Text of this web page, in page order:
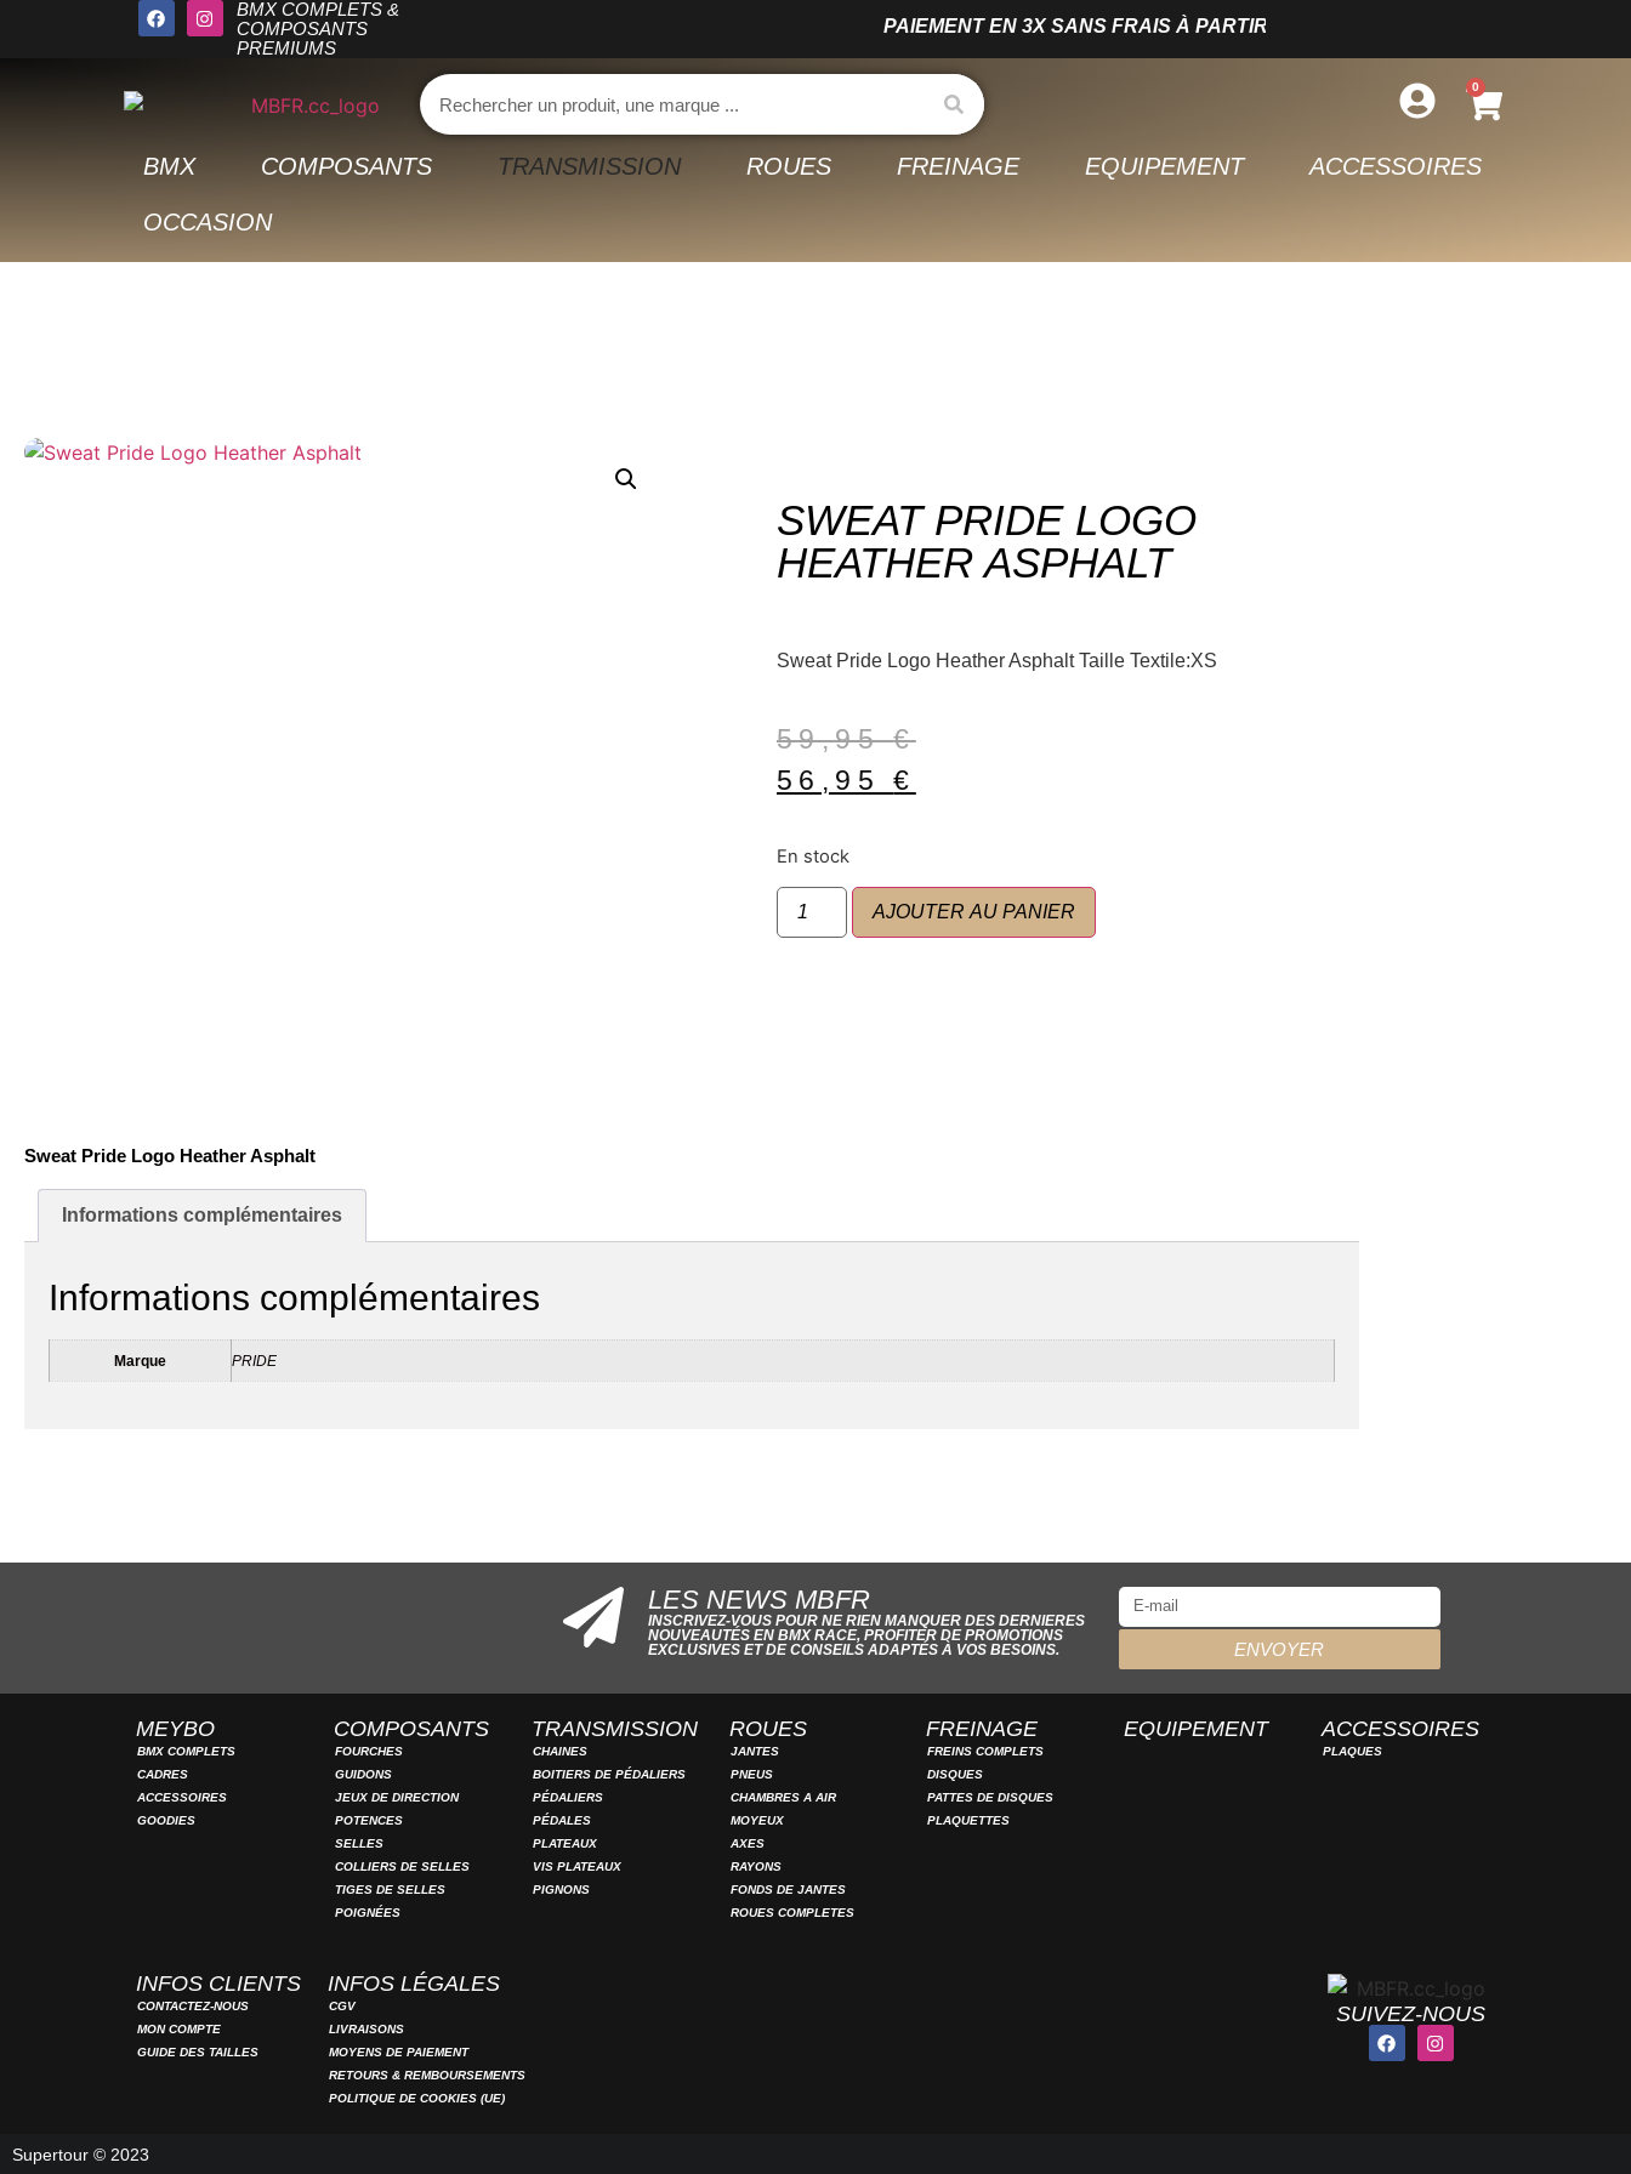
BMX COMPLETS &
COMPOSANTS
PREMIUMS
PAIEMENT EN 3X SANS FRAIS À PARTIR DE 150€ D’ACHAT – LIVRAISON SOUS
0
BMX COMPOSANTS TRANSMISSION ROUES FREINAGE EQUIPEMENT ACCESSOIRES
OCCASION
SWEAT PRIDE LOGO
HEATHER ASPHALT
Sweat Pride Logo Heather Asphalt Taille Textile:XS
59,95€
56,95€
En stock
AJOUTER AU PANIER
Sweat Pride Logo Heather Asphalt
Informations complémentaires
Informations complémentaires
Marque PRIDE
LES NEWS MBFR
INSCRIVEZ-VOUS POUR NE RIEN MANQUER DES DERNIERES
NOUVEAUTÉS EN BMX RACE, PROFITER DE PROMOTIONS
EXCLUSIVES ET DE CONSEILS ADAPTÉS À VOS BESOINS.
ENVOYER
MEYBO
BMX COMPLETS
CADRES
ACCESSOIRES
GOODIES
COMPOSANTS
FOURCHES
GUIDONS
JEUX DE DIRECTION
POTENCES
SELLES
COLLIERS DE SELLES
TIGES DE SELLES
POIGNÉES
TRANSMISSION
CHAINES
BOITIERS DE PÉDALIERS
PÉDALIERS
PÉDALES
PLATEAUX
VIS PLATEAUX
PIGNONS
ROUES
JANTES
PNEUS
CHAMBRES A AIR
MOYEUX
AXES
RAYONS
FONDS DE JANTES
ROUES COMPLETES
FREINAGE
FREINS COMPLETS
DISQUES
PATTES DE DISQUES
PLAQUETTES
EQUIPEMENT ACCESSOIRES
PLAQUES
INFOS CLIENTS
CONTACTEZ-NOUS
MON COMPTE
GUIDE DES TAILLES
INFOS LÉGALES
CGV
LIVRAISONS
MOYENS DE PAIEMENT
RETOURS & REMBOURSEMENTS
POLITIQUE DE COOKIES (UE)
SUIVEZ-NOUS
Supertour © 2023